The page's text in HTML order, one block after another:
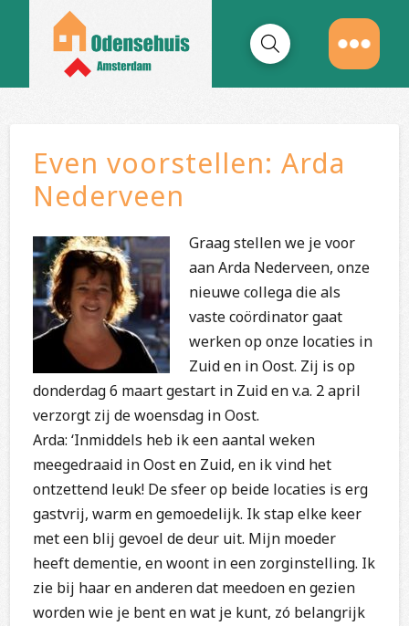
Even voorstellen: Arda
Nederveen
Graag stellen we je voor
aan Arda Nederveen, onze
nieuwe collega die als
vaste coördinator gaat
werken op onze locaties in
Zuid en in Oost. Zij is op
donderdag 6 maart gestart in Zuid en v.a. 2 april
verzorgt zij de woensdag in Oost.
Arda: ‘Inmiddels heb ik een aantal weken
meegedraaid in Oost en Zuid, en ik vind het
ontzettend leuk! De sfeer op beide locaties is erg
gastvrij, warm en gemoedelijk. Ik stap elke keer
met een blij gevoel de deur uit. Mijn moeder
heeft dementie, en woont in een zorginstelling. Ik
zie bij haar en anderen dat meedoen en gezien
worden wie je bent en wat je kunt, zó belangrijk